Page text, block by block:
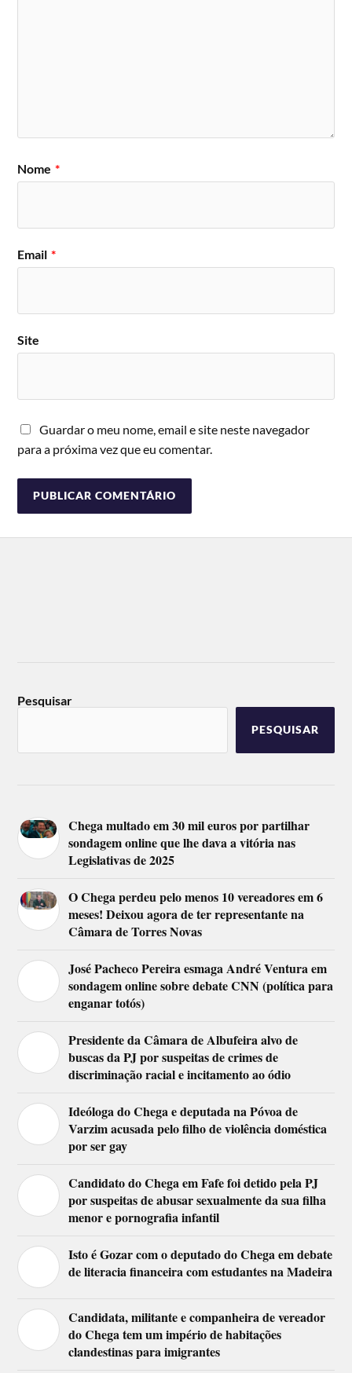
Nome *
Email *
Site
Guardar o meu nome, email e site neste navegador
para a próxima vez que eu comentar.
Pesquisar
PESQUISAR
Chega multado em 30 mil euros por partilhar
sondagem online que lhe dava a vitória nas
Legislativas de 2025
O Chega perdeu pelo menos 10 vereadores em 6
meses! Deixou agora de ter representante na
Câmara de Torres Novas
José Pacheco Pereira esmaga André Ventura em
sondagem online sobre debate CNN (política para
enganar totós)
Presidente da Câmara de Albufeira alvo de
buscas da PJ por suspeitas de crimes de
discriminação racial e incitamento ao ódio
Ideóloga do Chega e deputada na Póvoa de
Varzim acusada pelo filho de violência doméstica
por ser gay
Candidato do Chega em Fafe foi detido pela PJ
por suspeitas de abusar sexualmente da sua filha
menor e pornografia infantil
Isto é Gozar com o deputado do Chega em debate
de literacia financeira com estudantes na Madeira
Candidata, militante e companheira de vereador
do Chega tem um império de habitações
clandestinas para imigrantes